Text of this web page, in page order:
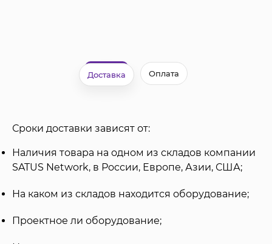
Доставка Оплата
Сроки доставки зависят от:
Наличия товара на одном из складов компании
SATUS Network, в России, Европе, Азии, США;
На каком из складов находится оборудование;
Проектное ли оборудование;